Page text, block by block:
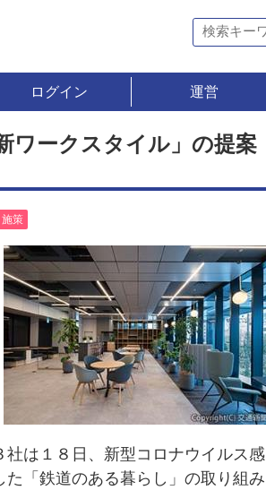
ログイン 運営
ワークスタイル」の提案
策
は１８日、新型コロナウイルス感
「鉄道のある暮らし」の取り組み